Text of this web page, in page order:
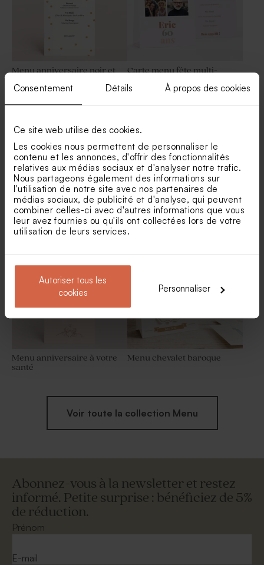
Consentement Détails À propos des cookies
Ce site web utilise des cookies.
Les cookies nous permettent de personnaliser le
contenu et les annonces, d'offrir des fonctionnalités
relatives aux médias sociaux et d'analyser notre trafic.
Nous partageons également des informations sur
l'utilisation de notre site avec nos partenaires de
médias sociaux, de publicité et d'analyse, qui peuvent
combiner celles-ci avec d'autres informations que vous
leur avez fournies ou qu'ils ont collectées lors de votre
utilisation de leurs services.
Autoriser tous les
cookies
Personnaliser
Dragées fête marbré or
Contenant plexi fête doré
Bombes à graines fête ton
Tube à bulles fête or
Menu anniversaire noir et
Carte menu fête multi-
Menu fête 2 photos et rond
année
Menu confettis
Menu anniversaire à votre
santé
Menu chevalet baroque
Voir toute la collection Menu
Abonnez-vous à la newsletter et restez
informé. Petite surprise : bénéficiez de 5%
de réduction.
Prénom
E-mail